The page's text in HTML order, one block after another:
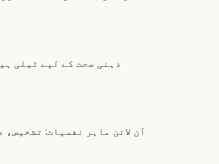
ذہنی صحت کے لیے ٹیلی
آن لائن ماہر نفسیات: